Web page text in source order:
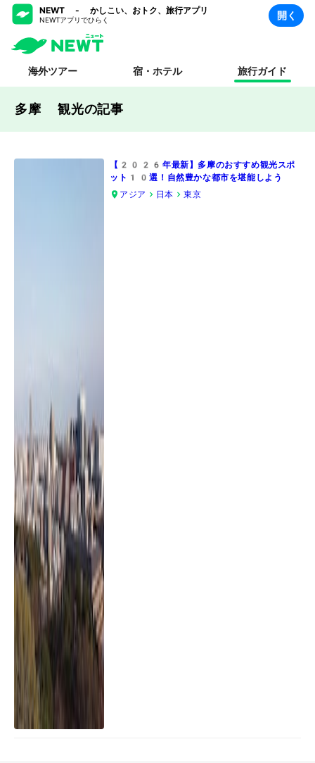
NEWT - かしこい、おトク、旅行アプリ
NEWTアプリでひらく 開く
海外ツアー 宿・ホテル 旅行ガイド
多摩 観光の記事
【2026年最新】多摩のおすすめ観光スポ
ット10選！自然豊かな都市を堪能しよう
アジア
日本 東京